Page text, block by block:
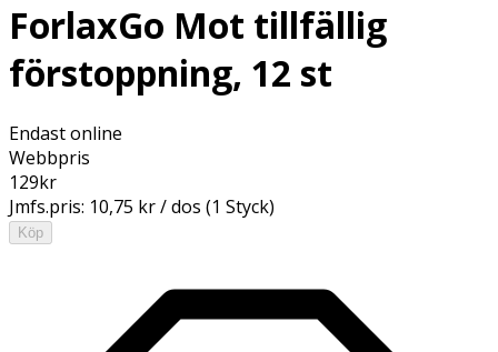
ForlaxGo Mot tillfällig
förstoppning, 12 st
Endast online
Webbpris
129kr
Jmfs.pris: 10,75 kr / dos (1 Styck)
Köp